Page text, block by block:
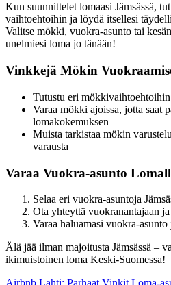
Kun suunnittelet lomaasi Jämsässä,
vaihtoehtoihin ja löydä itsellesi
Valitse mökki, vuokra-asunto tai
unelmiesi loma jo tänään!
Vinkkejä Mökin
Tutustu eri
Varaa mökki ajoissa, jotta saat
lomakokemuksen
Muista tarkistaa mökin
varausta
Varaa Vuokra-asunto
Selaa eri vuokra-asuntoja
Ota yhteyttä vuokranantajaan
Varaa haluamasi vuokra-
Älä jää ilman majoitusta Jämsässä –
ikimuistoinen loma Keski-Suomessa!